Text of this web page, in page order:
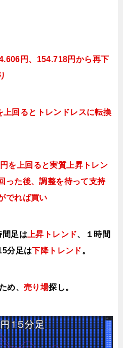
円、154.718円 から再下
回るとトレンドレスに転換
を上回ると実質上昇トレン
った後、調整を待って支持
でれば買い
間足は上昇トレンド、１時間
分足は 下降トレンド。
め、 売り場探し。